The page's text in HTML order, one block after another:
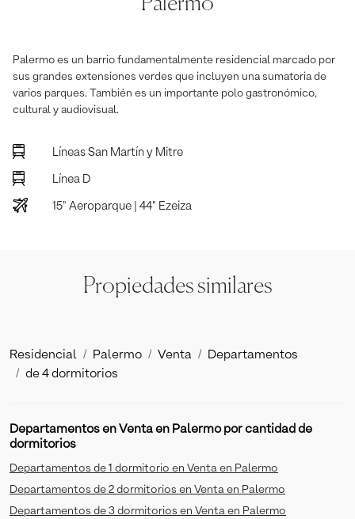
Palermo es un barrio fundamentalmente residencial marcado por
sus grandes extensiones verdes que incluyen una sumatoria de
varios parques. También es un importante polo gastronómico,
cultural y audiovisual.
Líneas San Martín y Mitre
Línea D
15" Aeroparque | 44" Ezeiza
Propiedades similares
Residencial Palermo Venta
Departamentos
de 4 dormitorios
Departamentos en Venta en Palermo por cantidad de
dormitorios
Departamentos de 1 dormitorio en Venta en Palermo
Departamentos de 2 dormitorios en Venta en Palermo
Departamentos de 3 dormitorios en Venta en Palermo